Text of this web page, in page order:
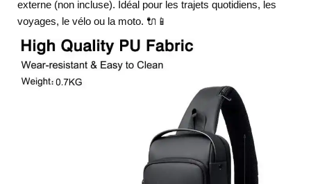
externe (non incluse). Idéal pour les trajets quotidiens, les
voyages, le vélo ou la moto. 🔌📱